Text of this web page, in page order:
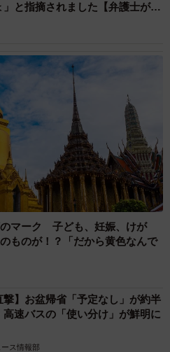
と指摘されました【弁護士が解
マーク 子ども、妊娠、けが
ものが！？「だから黄色なんで
撃】お盆帰省「予定なし」が約半
速バスの「使い分け」が鮮明に
ース情報部